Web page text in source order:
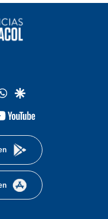
whatsapp
google
youtube-